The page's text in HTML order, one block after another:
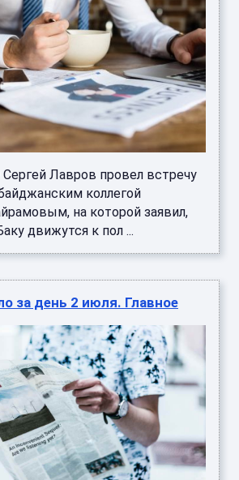
Лавров провел встречу
коллегой
на которой заявил,
движутся к пол ...
за день 2 июля. Главное